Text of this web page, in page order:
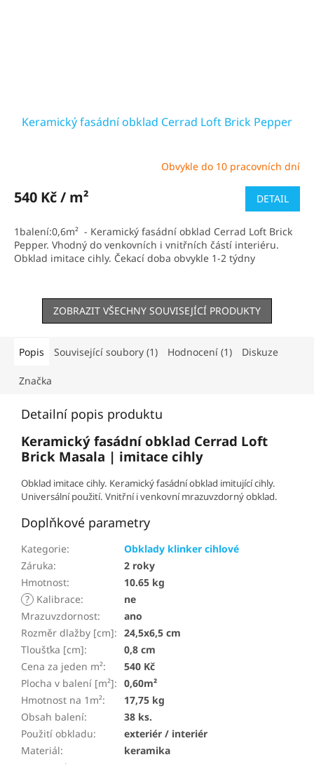
Keramický fasádní obklad Cerrad Loft Brick Pepper
produktu
z
5
hvězdiček.
Obvykle do 10 pracovních dní
540 Kč / m² DETAIL
1balení:0,6m² - Keramický fasádní obklad Cerrad Loft Brick
Pepper. Vhodný do venkovních i vnitřních částí interiéru.
Obklad imitace cihly. Čekací doba obvykle 1-2 týdny
ZOBRAZIT VŠECHNY SOUVISEJÍCÍ PRODUKTY
Popis Související soubory (1) Hodnocení (1) Diskuze
Značka
Detailní popis produktu
Keramický fasádní obklad Cerrad Loft
Brick Masala | imitace cihly
Obklad imitace cihly. Keramický fasádní obklad imitující cihly.
Universální použití. Vnitřní i venkovní mrazuvzdorný obklad.
Doplňkové parametry
Kategorie:
Obklady klinker cihlové
Záruka:
2 roky
Hmotnost:
10.65 kg
? Kalibrace:
ne
Mrazuvzdornost:
ano
Rozměr dlažby [cm]: 24,5x6,5 cm
Tloušťka [cm]:
0,8 cm
Cena za jeden m²:
540 Kč
Plocha v balení [m²]: 0,60m²
Hmotnost na 1m²:
17,75 kg
Obsah balení:
38 ks.
Použití obkladu:
exteriér / interiér
Materiál:
keramika